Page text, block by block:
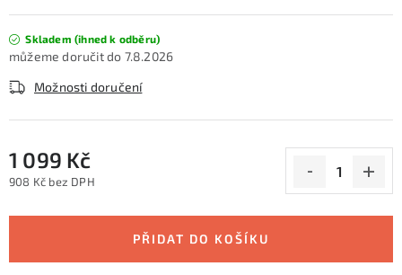
Skladem (ihned k odběru)
7.8.2026
Možnosti doručení
1 099 Kč
908 Kč bez DPH
PŘIDAT DO KOŠÍKU